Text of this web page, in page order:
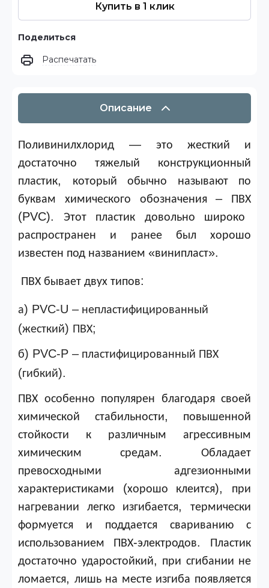
Купить в 1 клик
Поделиться
Распечатать
Описание
Поливинилхлорид — это жесткий
и
достаточно
тяжелый
конструкционный
пластик, который обычно называют
по
буквам
химического обозначения – ПВХ
(PVC).Этот пластик довольно
широко
распространен
и ранее был
хорошо
известен под названием «винипласт».
ПВХ бывает двух типов:
а) PVC-U – непластифицированный
(жесткий) ПВХ;
б) PVC-P – пластифицированный ПВХ
(гибкий).
ПВХ особенно популярен благодаря своей
химической
стабильности, повышенной
стойкости
к различным
агрессивным
химическим
средам. Обладает
превосходными
адгезионными
характеристиками (хорошо клеится), при
нагревании
легко изгибается,термически
формуется
и поддается свариванию
с
использованием
ПВХ-электродов. Пластик
достаточно ударостойкий, при сгибании не
ломается, лишь на месте изгиба появляется